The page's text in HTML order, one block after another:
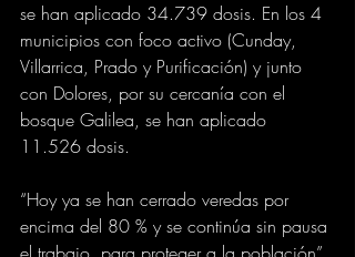
se han aplicado 34.739 dosis. En los 4
municipios con foco activo (Cunday,
Villarrica, Prado y Purificación) y junto
con Dolores, por su cercanía con el
bosque Galilea, se han aplicado
11.526 dosis.
“Hoy ya se han cerrado veredas por
encima del 80 % y se continúa sin pausa